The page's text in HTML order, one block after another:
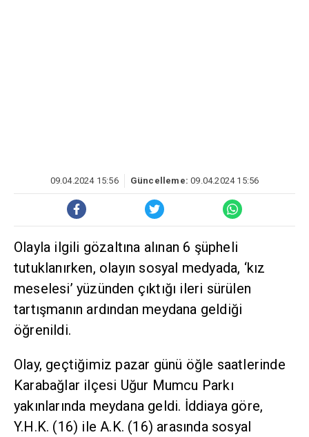
09.04.2024 15:56 Güncelleme: 09.04.2024 15:56
Olayla ilgili gözaltına alınan 6 şüpheli
tutuklanırken, olayın sosyal medyada, ‘kız
meselesi’ yüzünden çıktığı ileri sürülen
tartışmanın ardından meydana geldiği
öğrenildi.
Olay, geçtiğimiz pazar günü öğle saatlerinde
Karabağlar ilçesi Uğur Mumcu Parkı
yakınlarında meydana geldi. İddiaya göre,
Y.H.K. (16) ile A.K. (16) arasında sosyal